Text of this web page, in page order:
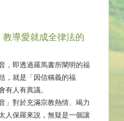
導愛就成全律法的
，即透過羅馬書所闡明的福
，就是「因信稱義的福
有人有異議。
」對於充滿宗教熱情、竭力
人保羅來說，無疑是一個讓